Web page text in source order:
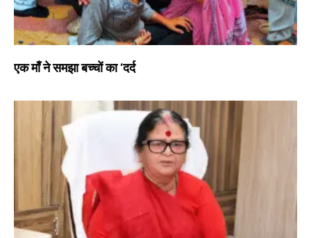
एक माँ ने समझा बच्चों का ‘दर्द